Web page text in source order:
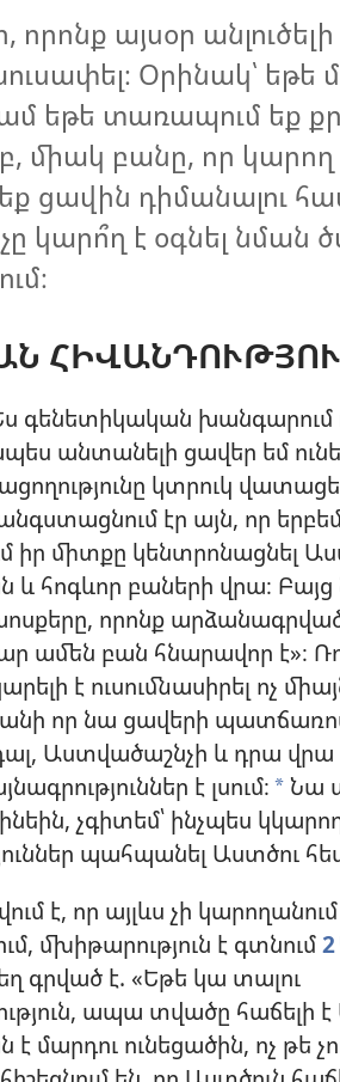
այսօր
Օրինակ՝ եթե
եթե տառապում եք
միակ բանը, որ կարող
ցավին դիմանալու
կարո՞ղ է օգնել նման
գենետիկական խանգարում
անտանելի ցավեր եմ
կտրուկ
էր այն, որ
իր միտքը կենտրոնացնել
և հոգևոր բաների վրա։
որոնք
ամեն բան հնարավոր է»։
է ուսումնասիրել ոչ
որ նա ցավերի
Աստվածաշնչի և դրա
է լսում։ a Նա
չգիտեմ՝ ինչպես
պահպանել Աստծու
է, որ այլևս չի
մխիթարություն է գտնում
գրված է. «Եթե կա տալու
ապա տվածը հաճելի է
ունեցածին, ոչ թե